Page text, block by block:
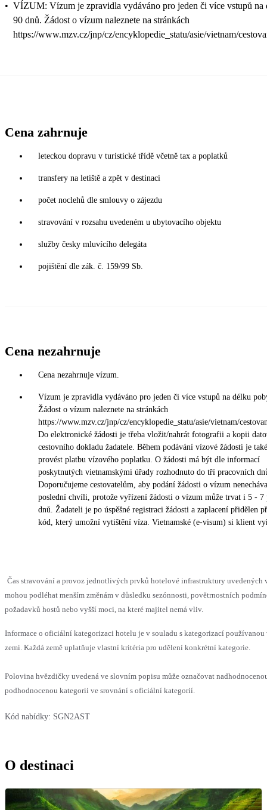
• VÍZUM: Vízum je zpravidla vydáváno pro jeden či více vstupů na
90 dnů. Žádost o vízum naleznete na stránkách
https://www.mzv.cz/jnp/cz/encyklopedie_statu/asie/vietnam/
Cena zahrnuje
leteckou dopravu v turistické třídě včetně tax a poplatků
transfery na letiště a zpět v destinaci
počet noclehů dle smlouvy o zájezdu
stravování v rozsahu uvedeném u ubytovacího objektu
služby česky mluvícího delegáta
pojištění dle zák. č. 159/99 Sb.
Cena nezahrnuje
Cena nezahrnuje vízum.
Vízum je zpravidla vydáváno pro jeden či více vstupů na délku
Žádost o vízum naleznete na stránkách
https://www.mzv.cz/jnp/cz/encyklopedie_statu/asie/vietnam/
Do elektronické žádosti je třeba vložit/nahrát fotografii a kopii
cestovního dokladu žadatele. Během podávání vízové žádosti je
provést platbu vízového poplatku. O žádosti má být dle informací
poskytnutých vietnamskými úřady rozhodnuto do tří pracovních
Doporučujeme cestovatelům, aby podání žádosti o vízum
poslední chvíli, protože vyřízení žádosti o vízum může trvat i 5 - 7
dnů. Žadateli je po úspěšné registraci žádosti a zaplacení přidělen
kód, který umožní vytištění víza. Vietnamské (e-visum) si klient
Čas stravování a provoz jednotlivých prvků hotelové infrastruktury uvedených
mohou podléhat menším změnám v důsledku sezónnosti, povětrnostních
požadavků hostů nebo vyšší moci, na které majitel nemá vliv.
Informace o oficiální kategorizaci hotelu je v souladu s kategorizací používanou
zemi. Každá země uplatňuje vlastní kritéria pro udělení konkrétní kategorie.
Polovina hvězdičky uvedená ve slovním popisu může označovat
podhodnocenou kategorii ve srovnání s oficiální kategorií.
Kód nabídky: SGN2AST
O destinaci